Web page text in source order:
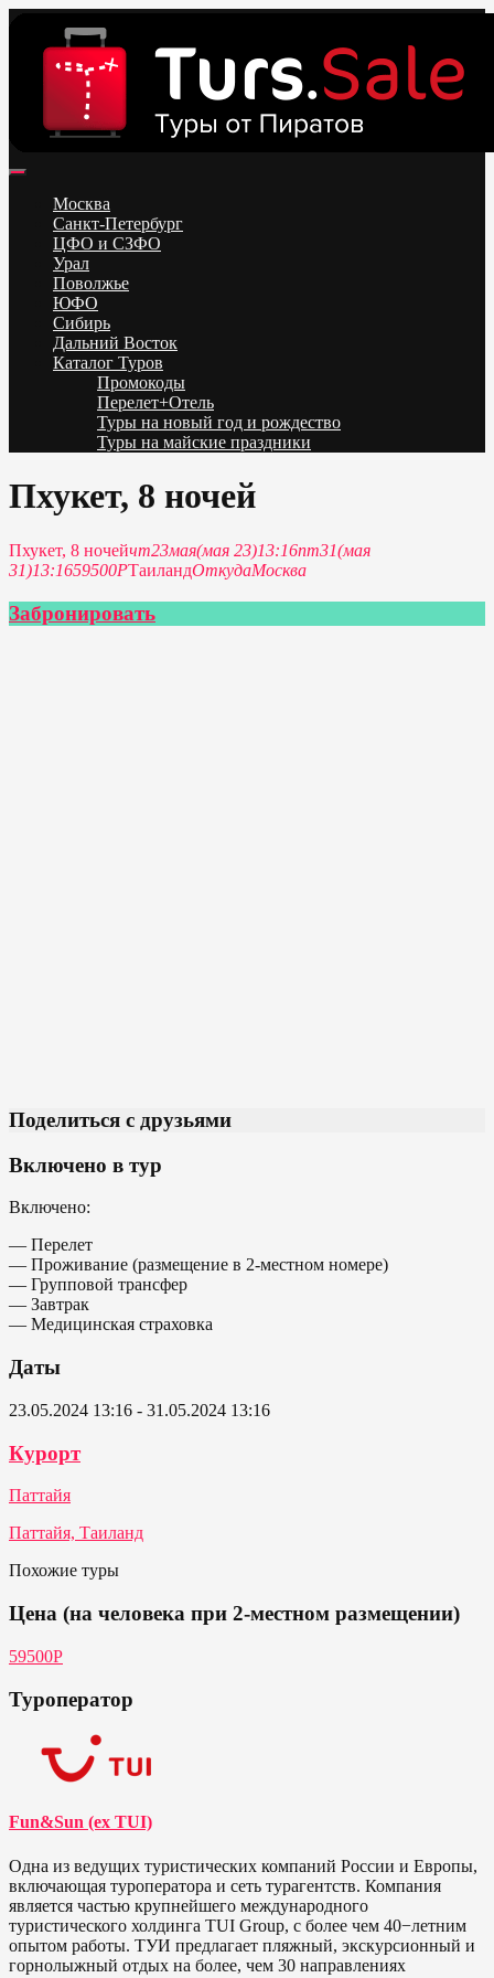
content
Низкие цены на путевки 3-7-10 ночей все включено, отдых на
море. Распродажа экскурсионных и горнолыжных туров.
Обновление каждый день. Официальный сайт Тур Сейл
Москва
Санкт-Петербург
ЦФО и СЗФО
Урал
Поволжье
ЮФО
Сибирь
Дальний Восток
Каталог Туров
Промокоды
Перелет+Отель
Туры на новый год и рождество
Туры на майские праздники
Пхукет, 8 ночей
Пхукет, 8 ночейчт23мая(мая 23)13:16пт31(мая
31)13:1659500РТаиландОткудаМосква
Забронировать
Поделиться с друзьями
Включено в тур
Включено:
— Перелет
— Проживание (размещение в 2-местном номере)
— Групповой трансфер
— Завтрак
— Медицинская страховка
Даты
23.05.2024 13:16 - 31.05.2024 13:16
Курорт
Паттайя
Паттайя, Таиланд
Похожие туры
Цена (на человека при 2-местном размещении)
59500Р
Туроператор
Fun&Sun (ex TUI)
Одна из ведущих туристических компаний России и Европы,
включающая туроператора и сеть турагентств. Компания
является частью крупнейшего международного
туристического холдинга TUI Group, с более чем 40−летним
опытом работы. ТУИ предлагает пляжный, экскурсионный и
горнолыжный отдых на более, чем 30 направлениях